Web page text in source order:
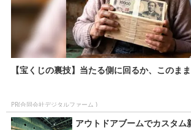
【宝くじの裏技】当たる側に回るか、このま
PR(合同会社デジタルファーム )
アウトドアブームでカスタム